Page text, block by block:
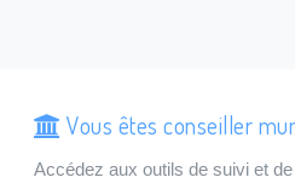
Vous êtes conseiller
Accédez aux outils de suivi et